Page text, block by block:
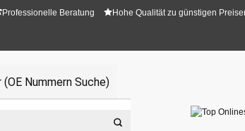
Professionelle Beratung Hohe Qualität zu günstigen
Nummern Suche)